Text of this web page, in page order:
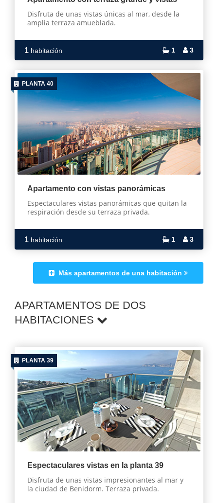
Disfruta de unas vistas únicas al mar, desde la
amplia terraza amueblada.
1 habitación 1 3
PLANTA 40
Apartamento con vistas panorámicas
Espectaculares vistas panorámicas que quitan la
respiración desde su terraza privada.
1 habitación 1 3
Más apartamentos de una habitación
APARTAMENTOS DE DOS
HABITACIONES
PLANTA 39
Espectaculares vistas en la planta 39
Disfruta de unas vistas impresionantes al mar y
la ciudad de Benidorm. Terraza privada.